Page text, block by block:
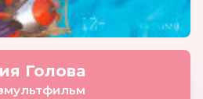
Голова